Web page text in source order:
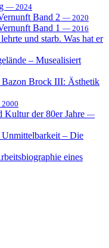
— 2024
Band 2 — 2020
Band 1 — 2016
und starb. Was hat er
– Musealisiert
Brock III: Ästhetik
Kultur der 80er Jahre —
Unmittelbarkeit – Die
eines